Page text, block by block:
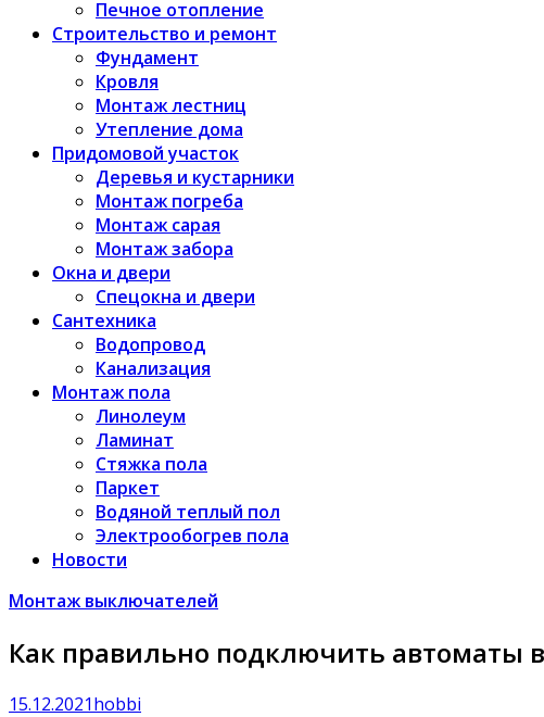
Печное отопление
Строительство и ремонт
Фундамент
Кровля
Монтаж лестниц
Утепление дома
Придомовой участок
Деревья и кустарники
Монтаж погреба
Монтаж сарая
Монтаж забора
Окна и двери
Спецокна и двери
Сантехника
Водопровод
Канализация
Монтаж пола
Линолеум
Ламинат
Стяжка пола
Паркет
Водяной теплый пол
Электрообогрев пола
Новости
Монтаж выключателей
Как правильно подключить автоматы
15.12.2021hobbi